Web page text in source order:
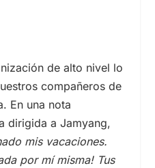
de alto nivel lo
compañeros de
En una nota
dirigida a Jamyang,
mis vacaciones.
por mí misma! Tus